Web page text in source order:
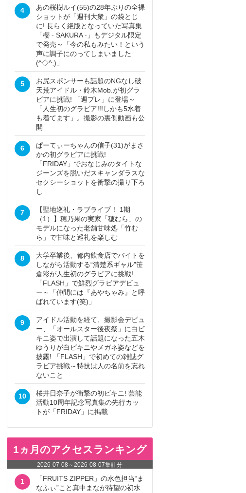
4
あの桜樹ルイ(55)の28年ぶりの全裸
ショットが「週刊大衆」の袋とじ
に! 長らく絶版となっていた写真集
「櫻 - SAKURA -」もデジタル限定
で発売～「今の私もみたい！という
声に調子にのってしまいました
(^◇^;)」
5
お尻スポンサーも話題のNGなし破
天荒アイドル・鈴木Mob.が初グラ
ビアに挑戦! 「週プレ」に登場～
「人生初のグラビア!!!しかも5水着
も着てます」。撮影の裏側動画も公
開
6
ぱーてぃーちゃんの信子(31)がまさ
かの初グラビアに挑戦!
「FRIDAY」でおなじみのタイトな
ジーンズを脱いだスキャンダラスな
セクシーショットを衝撃の撮り下ろ
し
7
【聖地巡礼・ラブライブ！ 1期
（1）】穂乃果の実家「穂むら」の
モデルになった老舗甘味処「竹む
ら」で甘味と巡礼を楽しむ
8
大学卒業後、都内飲食店でバイトを
しながら活動する“清楚系ギャル”笹
倉彩が人生初のグラビアに挑戦!
「FLASH」で鮮烈グラビアデビュ
ー～「仲間には『あやちゃみ』と呼
ばれています(笑)」
9
アイドル活動を経て、撮影会デビュ
ー、「オールスター後夜祭」に白ビ
キニ姿で出演して話題になった五木
ゆうりが白ビキニやメガネ姿などを
披露! 「FLASH」で初めての雑誌グ
ラビア挑戦～特技は人の名前を忘れ
ないこと
10
桜井日奈子が衝撃の初ビキニ! 芸能
活動10周年記念写真集の先行カッ
トが「FRIDAY」に掲載
1ヵ月のアクセスランキング
2026-07-08 ～2026-08-07集計分
1
「FRUITS ZIPPER」の水色担当“ま
なふぃ”こと真中まなが待望の初水